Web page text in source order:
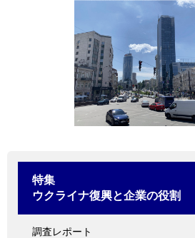
特集
ウクライナ復興と企業の役割
調査レポート